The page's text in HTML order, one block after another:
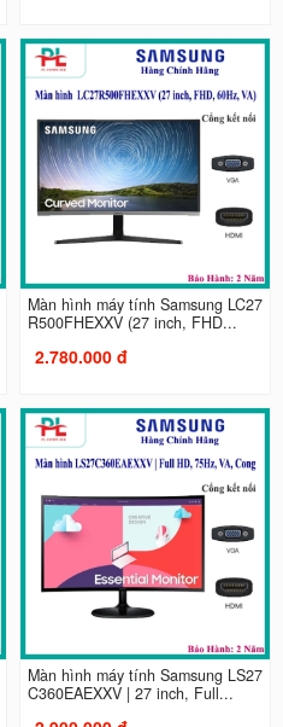
Màn hình máy tính Samsung LC27
R500FHEXXV (27 inch, FHD...
2.780.000 đ
Màn hình máy tính Samsung LS27
C360EAEXXV | 27 inch, Full...